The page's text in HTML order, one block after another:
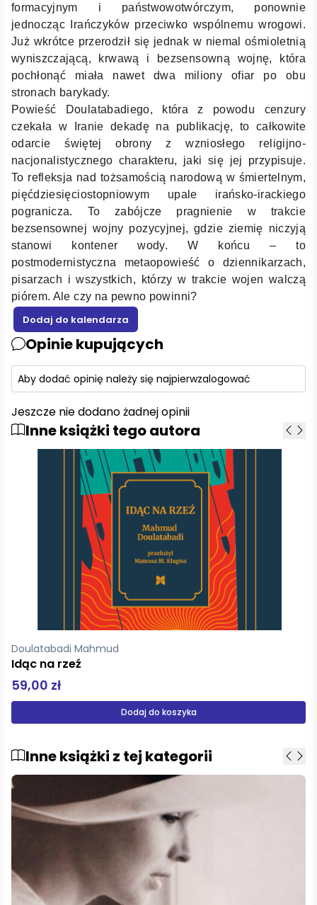
formacyjnym i państwowotwórczym, ponownie
jednocząc Irańczyków przeciwko wspólnemu wrogowi.
Już wkrótce przerodził się jednak w niemal ośmioletnią
wyniszczającą, krwawą i bezsensowną wojnę, która
pochłonąć miała nawet dwa miliony ofiar po obu
stronach barykady.
Powieść Doulatabadiego, która z powodu cenzury
czekała w Iranie dekadę na publikację, to całkowite
odarcie świętej obrony z wzniosłego religijno-
nacjonalistycznego charakteru, jaki się jej przypisuje.
To refleksja nad tożsamością narodową w śmiertelnym,
pięćdziesięciostopniowym upale irańsko-irackiego
pogranicza. To zabójcze pragnienie w trakcie
bezsensownej wojny pozycyjnej, gdzie ziemię niczyją
stanowi kontener wody. W końcu – to
postmodernistyczna metaopowieść o dziennikarzach,
pisarzach i wszystkich, którzy w trakcie wojen walczą
piórem. Ale czy na pewno powinni?
Opinie kupujących
Aby dodać opinię należy się najpierwzalogować
Jeszcze nie dodano żadnej opinii
Inne książki tego autora
Doulatabadi Mahmud
Idąc na rzeź
59,00 zł
Dodaj do koszyka
Inne książki z tej kategorii